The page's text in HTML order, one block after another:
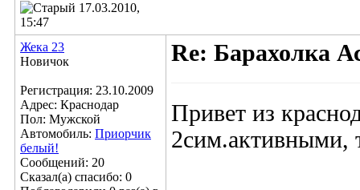
17.03.2010,
15:47
Жека 23
Новичок
Регистрация: 23.10.2009
Адрес: Краснодар
Пол: Мужской
Автомобиль: Приорчик
белый!
Сообщений: 20
Сказал(а) спасибо: 0
Re: Барахолка
Привет из
2сим.активными,